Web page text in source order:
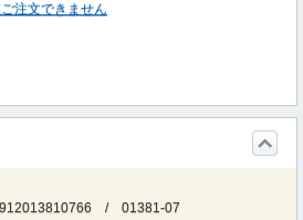
注文できません
/01381-07